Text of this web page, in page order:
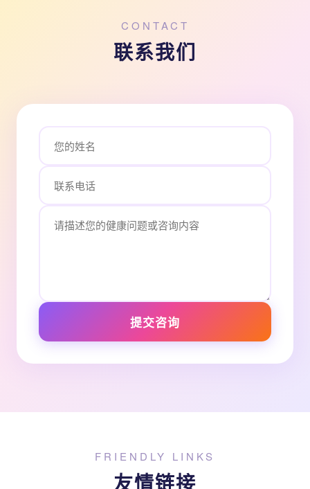
CONTACT
联系我们
提交咨询
FRIENDLY LINKS
友情链接